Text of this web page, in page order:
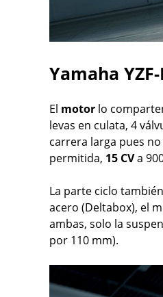
Yamaha
El motor lo
levas en culata, 4
carrera larga pues
permitida, 15 CVa
La parte ciclo
acero (Deltabox), el
ambas, solo la
por 110 mm).